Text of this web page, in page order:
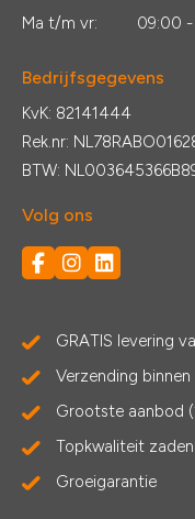
Ma t/m vr: 09:00 -
Bedrijfsgegevens
KvK: 82141444
Rek.nr:
BTW:
Volg ons
GRATIS levering
Verzending binnen
Grootste aanbod
Topkwaliteit zaden
Groeigarantie